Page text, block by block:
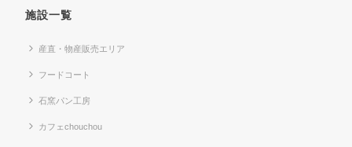
施設一覧
産直・物産販売エリア
フードコート
石窯パン工房
カフェchouchou